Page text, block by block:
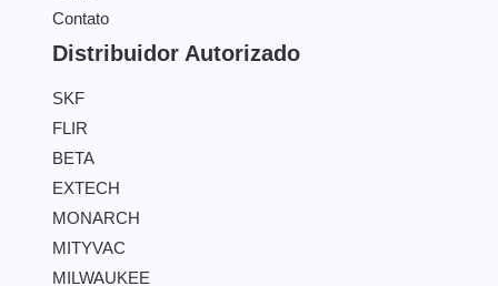
Contato
Distribuidor Autorizado
SKF
FLIR
BETA
EXTECH
MONARCH
MITYVAC
MILWAUKEE